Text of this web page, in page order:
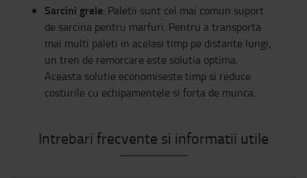
Sarcini grele: Paletii sunt cel mai comun suport
de sarcina pentru marfuri. Pentru a transporta
mai multi paleti in acelasi timp pe distante lungi,
un tren de remorcare este solutia optima.
Aceasta solutie economiseste timp si reduce
costurile cu echipamentele si forta de munca.
Intrebari frecvente si informatii utile